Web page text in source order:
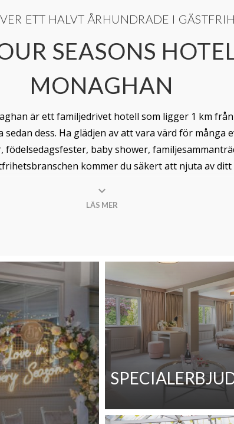
ETT HALVT ÅRHUNDRADE I
SEASONS
MONAGHAN
är ett familjedrivet hotell som ligger 1 km
dess. Ha glädjen av att vara värd för många
baby shower,
kommer du säkert att njuta av ditt
centrum av Monaghan Town och 500 meter till
erbjuder utmärkt värde i läcker färsk lokal
i detta vackra böljande landskap och omgivande
från hotellet medan Rossmore golfbana ligger i
Monaghan är ansluten till Prince Edward Island,
(New Brunswick) Kanada.
Få reda på mer
LÄS MER